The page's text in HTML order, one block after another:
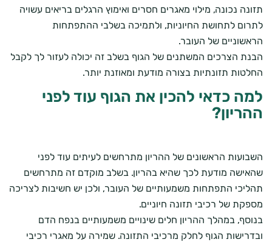
תזונה נכונה, מילוי מאגרים חסרים ואימוץ הרגלים בריאים עשויה
לתרום לתחושת החיוניות, ולתמיכה בשלבי ההתפתחות
הראשוניים של העובר.
הבנת הצרכים המשתנים של הגוף בשלב זה יכולה לעזור לך לקבל
החלטות תזונתיות בצורה מודעת ומאוזנת יותר.
למה כדאי להכין את הגוף עוד לפני
ההריון?
השבועות הראשונים של ההריון מתרחשים לעיתים עוד לפני
שהאישה מודעת לכך שהיא בהריון. בשלב מוקדם זה מתרחשים
תהליכי התפתחות משמעותיים של העובר, ולכן יש חשיבות לצריכה
מספקת של רכיבי תזונה חיוניים.
בנוסף, במהלך ההריון חלים שינויים משמעותיים בנפח הדם
ובדרישות הגוף לחלק מרכיבי התזונה. שמירה על מאגרי רכיבי